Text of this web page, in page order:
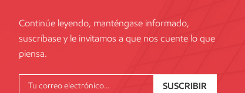
Continúe leyendo, manténgase informado,
suscríbase y le invitamos a que nos cuente lo que
piensa.
SUSCRIBIR